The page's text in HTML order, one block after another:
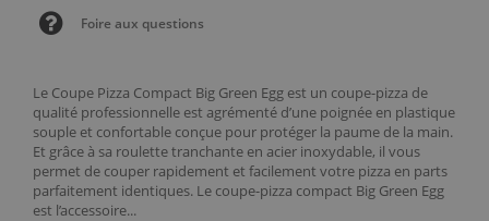
Le Coupe Pizza Compact Big Green Egg est un coupe-pizza de
qualité professionnelle est agrémenté d’une poignée en plastique
souple et confortable conçue pour protéger la paume de la main.
Et grâce à sa roulette tranchante en acier inoxydable, il vous
permet de couper rapidement et facilement votre pizza en parts
parfaitement identiques. Le coupe-pizza compact Big Green Egg
est l’accessoire...
Foire aux questions